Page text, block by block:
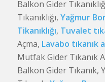
Balkon Gider
Tıkanıklığı, Yağmur
Tikanıklığı, Tuvalet
Açma, Lavabo tıkanık
Mutfak Gider Tıkanık
Balkon Gider Tıkanık,